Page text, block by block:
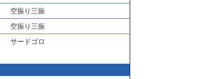
空振り三振
空振り三振
サードゴロ